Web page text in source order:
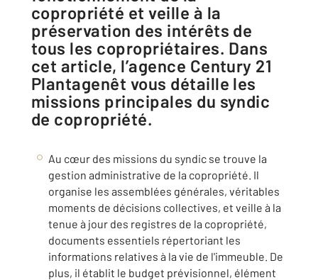
copropriété et veille à la
préservation des intérêts de
tous les copropriétaires. Dans
cet article, l’agence Century 21
Plantagenêt vous détaille les
missions principales du syndic
de copropriété.
Au cœur des missions du syndic se trouve la
gestion administrative de la copropriété. Il
organise les assemblées générales, véritables
moments de décisions collectives, et veille à la
tenue à jour des registres de la copropriété,
documents essentiels répertoriant les
informations relatives à la vie de l'immeuble. De
plus, il établit le budget prévisionnel, élément